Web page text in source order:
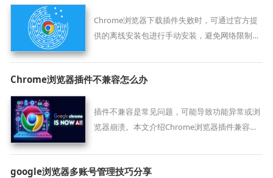
Chrome浏览器下载插件失败时，可通过官方提
供的离线安装包进行手动安装，避免网络限制导
Chrome浏览器插件不兼容怎么办
插件不兼容是常见问题，可能导致功能异常或浏
览器崩溃。本文介绍Chrome浏览器插件兼容性
行。
google浏览器多账号管理技巧分享